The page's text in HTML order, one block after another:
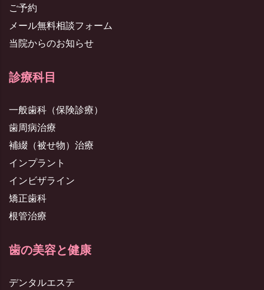
ご予約
メール無料相談フォーム
当院からのお知らせ
診療科目
一般歯科（保険診療）
歯周病治療
補綴（被せ物）治療
インプラント
インビザライン
矯正歯科
根管治療
歯の美容と健康
デンタルエステ